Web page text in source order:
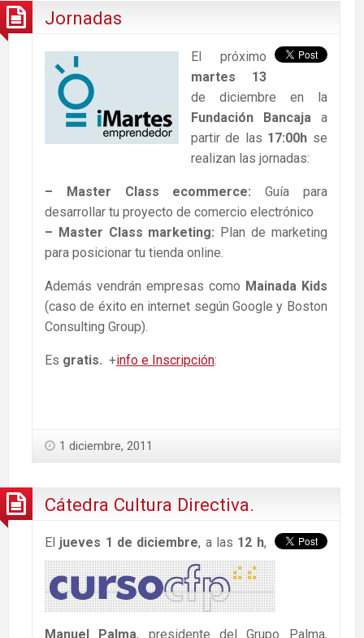
Jornadas
El próximo
martes 13
de diciembre en la
Fundación Bancaja a
partir de las 17:00h se
realizan las jornadas:
– Master Class ecommerce: Guía para
desarrollar tu proyecto de comercio electrónico
– Master Class marketing: Plan de marketing
para posicionar tu tienda online.
Además vendrán empresas como Mainada Kids
(caso de éxito en internet según Google y Boston
Consulting Group).
Es gratis. +info e Inscripción:
1 diciembre, 2011
Cátedra Cultura Directiva.
El jueves 1 de diciembre, a las 12 h,
Manuel Palma, presidente del Grupo Palma,